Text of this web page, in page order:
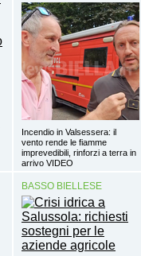
Incendio in Valsessera: il
vento rende le fiamme
imprevedibili, rinforzi a terra in
arrivo VIDEO
BASSO BIELLESE